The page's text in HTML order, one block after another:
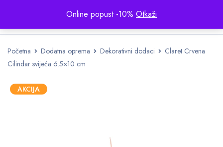
Online popust -10% Otkaži
Početna Dodatna oprema Dekorativni dodaci
Claret Crvena
Cilindar svijeća 6.5×10 cm
AKCIJA